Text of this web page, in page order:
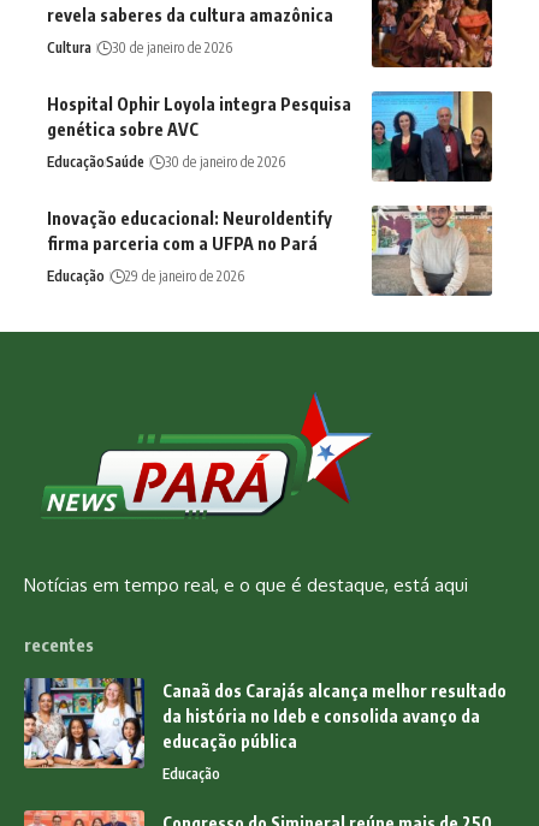
revela saberes da cultura amazônica
Cultura 30 de janeiro de 2026
Hospital Ophir Loyola integra Pesquisa
genética sobre AVC
EducaçãoSaúde 30 de janeiro de 2026
Inovação educacional: NeuroIdentify
firma parceria com a UFPA no Pará
Educação 29 de janeiro de 2026
Notícias em tempo real, e o que é destaque, está aqui
recentes
Canaã dos Carajás alcança melhor resultado
da história no Ideb e consolida avanço da
educação pública
Educação